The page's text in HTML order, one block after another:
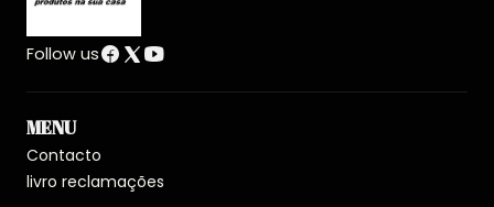
Follow us
MENU
Contacto
livro reclamações